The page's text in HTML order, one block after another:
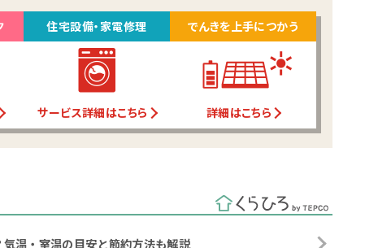
住宅設備・家電修理
サービス詳細はこちら
でんきを上手につかう
詳細はこちら
温・室温の目安と節約方法も解説